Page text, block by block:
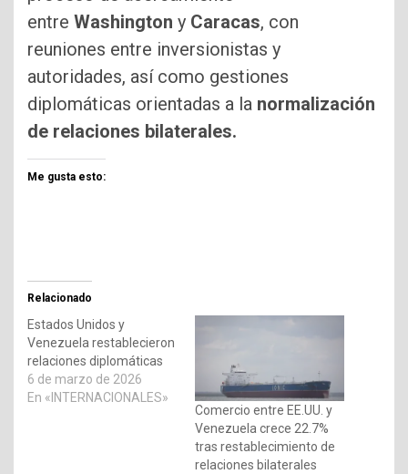
entre Washington y Caracas, con
reuniones entre inversionistas y
autoridades, así como gestiones
diplomáticas orientadas a la normalización
de relaciones bilaterales.
Me gusta esto:
Relacionado
Estados Unidos y
Venezuela restablecieron
relaciones diplomáticas
6 de marzo de 2026
En «INTERNACIONALES»
Comercio entre EE.UU. y
Venezuela crece 22.7%
tras restablecimiento de
relaciones bilaterales